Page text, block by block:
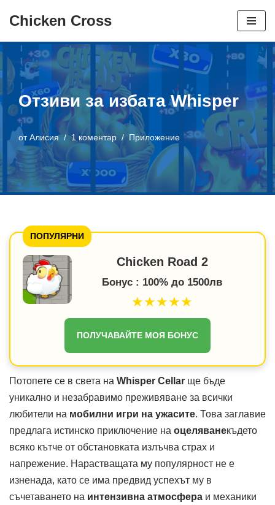
към
съдържанието
Chicken Cross
Отзиви за избата Whisper
отАлисия 1 коментар Приложение
ПОПУЛЯРНИ
Chicken Road 2
Бонус : 100% до 1500лв
★★★★★
ПОЛУЧАВАЙТЕ МОЯ БОНУС
Потопете се в света на Whisper Cellar ще бъде
уникално и незабравимо преживяване за всички
любители на мобилни игри на ужасите. Това заглавие
предлага истинско приключение на оцеляванекъдето
всяко кътче от обстановката излъчва страх и
напрежение. Нарастващата му популярност не е
изненада, като се има предвид успехът му в
съчетаването на интензивна атмосфера и механики